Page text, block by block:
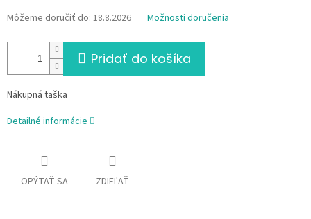
Môžeme doručiť do: 18.8.2026 Možnosti doručenia
Pridať do košíka
Nákupná taška
Detailné informácie
OPÝTAŤ SA ZDIEĽAŤ